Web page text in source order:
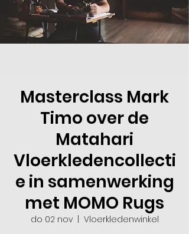
Masterclass Mark
Timo over de
Matahari
Vloerkledencollecti
e in samenwerking
met MOMO Rugs
do 02 nov
  |
Vloerkledenwinkel